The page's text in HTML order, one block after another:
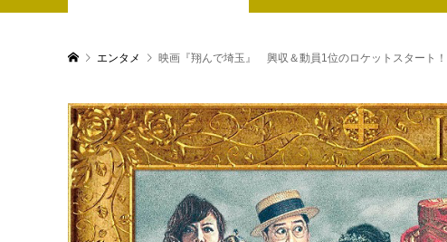
エンタメ 映画『翔んで埼玉』 興収＆動員1位のロケットスタート